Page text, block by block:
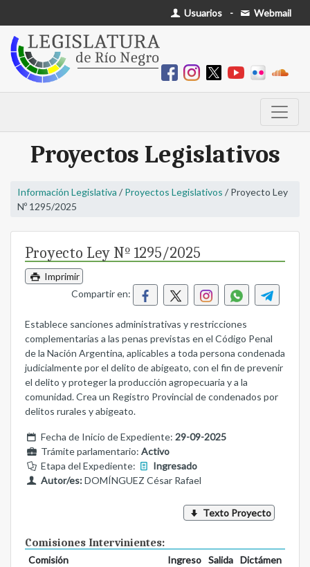
Usuarios - Webmail
Proyectos Legislativos
Información Legislativa / Proyectos Legislativos / Proyecto Ley
Nº 1295/2025
Proyecto Ley Nº 1295/2025
Imprimir
Compartir en:
Establece sanciones administrativas y restricciones
complementarias a las penas previstas en el Código Penal
de la Nación Argentina, aplicables a toda persona condenada
judicialmente por el delito de abigeato, con el fin de prevenir
el delito y proteger la producción agropecuaria y a la
comunidad. Crea un Registro Provincial de condenados por
delitos rurales y abigeato.
Fecha de Inicio de Expediente: 29-09-2025
Trámite parlamentario: Activo
Etapa del Expediente:
Ingresado
Autor/es:DOMÍNGUEZ César Rafael
Texto Proyecto
Comisiones Intervinientes:
Comisión Ingreso Salida
Dictámen